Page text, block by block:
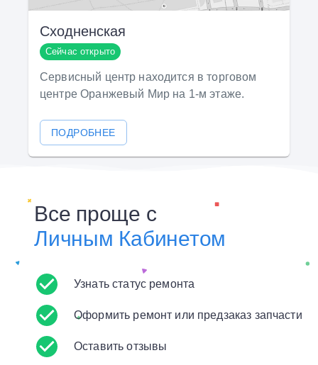
Сходненская
Сейчас открыто
Сервисный центр находится в торговом
центре Оранжевый Мир на 1-м этаже.
ПОДРОБНЕЕ
Все проще с
Личным Кабинетом
Узнать статус ремонта
Оформить ремонт или предзаказ запчасти
Оставить отзывы